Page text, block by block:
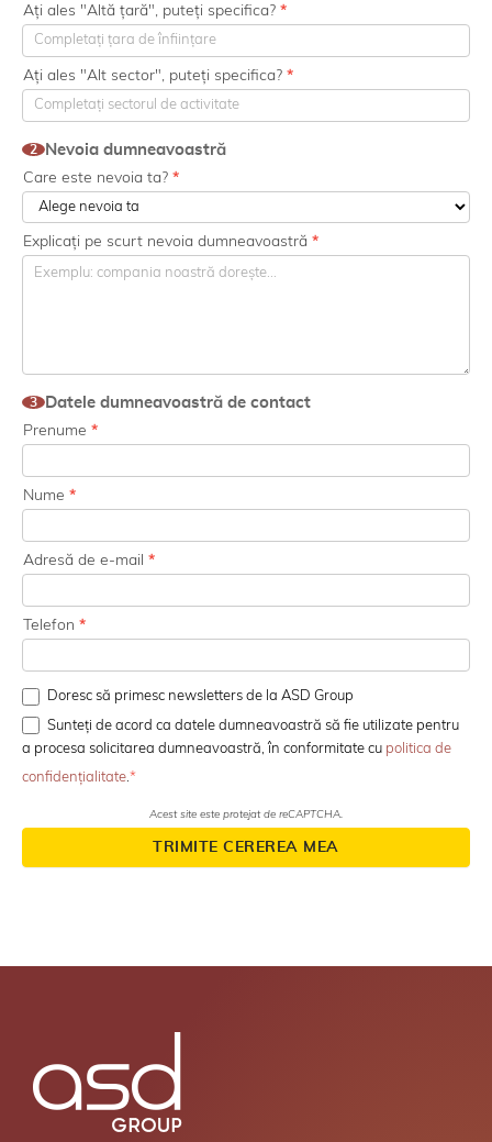
Ați ales "Altă țară", puteți specifica? *
Ați ales "Alt sector", puteți specifica? *
2 Nevoia dumneavoastră
Care este nevoia ta? *
Explicați pe scurt nevoia dumneavoastră *
3 Datele dumneavoastră de contact
Prenume *
Nume *
Adresă de e-mail *
Telefon *
Doresc să primesc newsletters de la ASD Group
Sunteți de acord ca datele dumneavoastră să fie utilizate pentru
a procesa solicitarea dumneavoastră, în conformitate cu politica de
confidențialitate.
Acest site este protejat de reCAPTCHA.
TRIMITE CEREREA MEA